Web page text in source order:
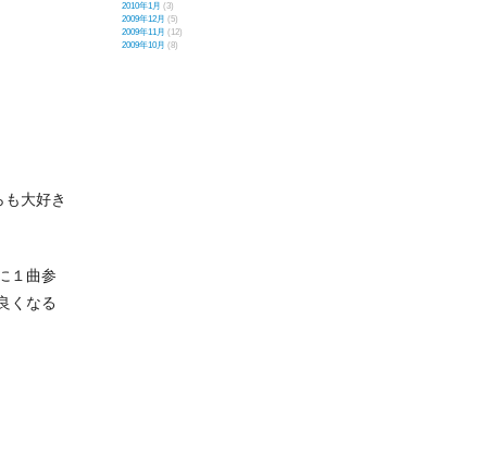
大好き
１曲参
くなる
2010年1月 (3)
2009年12月 (5)
2009年11月 (12)
2009年10月 (8)